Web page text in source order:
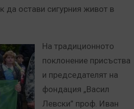
да остави сигурния живот в
На традиционното
поклонение присъства
и председателят на
фондация „Васил
Левски” проф. Иван